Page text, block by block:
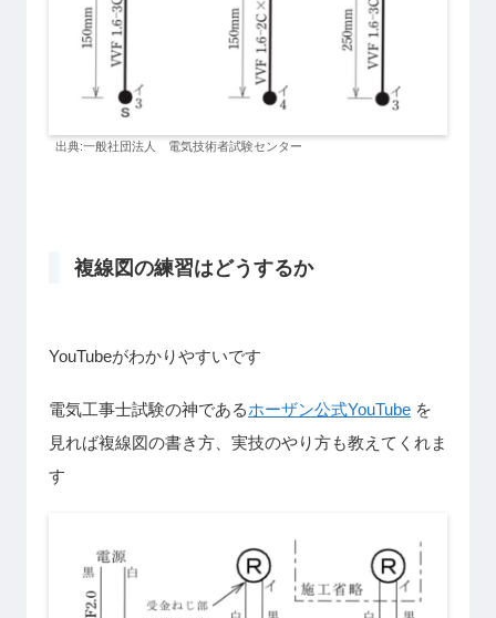
出典:一般社団法人 電気技術者試験センター
複線図の練習はどうするか
YouTubeがわかりやすいです
電気工事士試験の神であるホーザン公式YouTube を
見れば複線図の書き方、実技のやり方も教えてくれま
す